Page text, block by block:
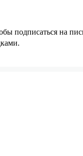
подписаться на